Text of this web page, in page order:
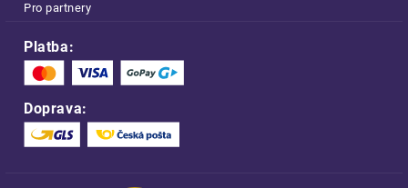
Pro partnery
Platba:
Doprava: